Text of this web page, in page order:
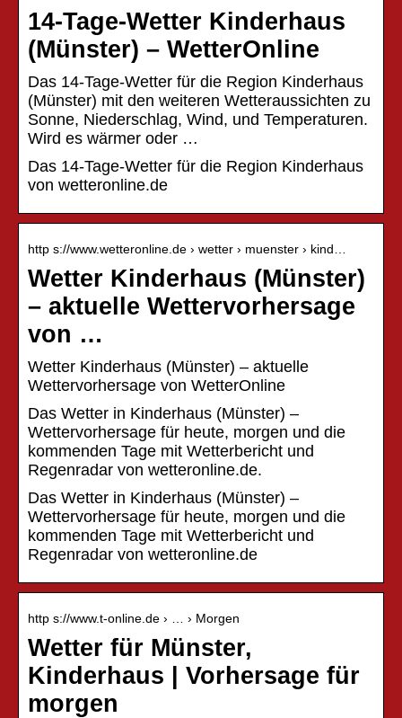
14-Tage-Wetter Kinderhaus
(Münster) – WetterOnline
Das 14-Tage-Wetter für die Region Kinderhaus
(Münster) mit den weiteren Wetteraussichten zu
Sonne, Niederschlag, Wind, und Temperaturen.
Wird es wärmer oder …
Das 14-Tage-Wetter für die Region Kinderhaus
von wetteronline.de
http s://www.wetteronline.de › wetter › muenster › kind…
Wetter Kinderhaus (Münster)
– aktuelle Wettervorhersage
von …
Wetter Kinderhaus (Münster) – aktuelle
Wettervorhersage von WetterOnline
Das Wetter in Kinderhaus (Münster) –
Wettervorhersage für heute, morgen und die
kommenden Tage mit Wetterbericht und
Regenradar von wetteronline.de.
Das Wetter in Kinderhaus (Münster) –
Wettervorhersage für heute, morgen und die
kommenden Tage mit Wetterbericht und
Regenradar von wetteronline.de
http s://www.t-online.de › … › Morgen
Wetter für Münster,
Kinderhaus | Vorhersage für
morgen